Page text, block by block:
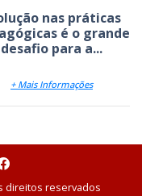
nas práticas
é o grande
desafio para a...
+ Mais Informações
direitos reservados